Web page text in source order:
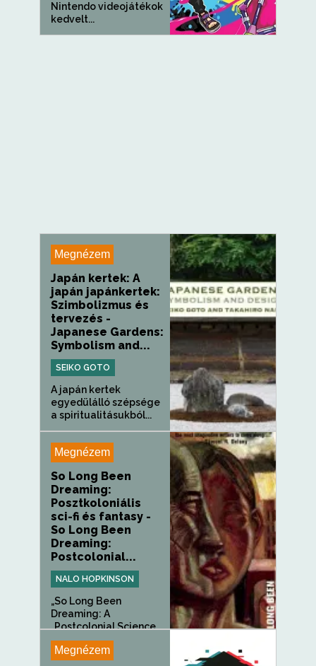
Nintendo videojátékok
kedvelt...
Megnézem
Japán kertek: A
japán japánkertek:
Szimbolizmus és
tervezés -
Japanese Gardens:
Symbolism and...
SEIKO GOTO
A japán kertek
egyedülálló szépsége
a spiritualitásukból...
Megnézem
So Long Been
Dreaming:
Posztkoloniális
sci-fi és fantasy -
So Long Been
Dreaming:
Postcolonial...
NALO HOPKINSON
„So Long Been
Dreaming: A
„Postcolonial Science...
Megnézem